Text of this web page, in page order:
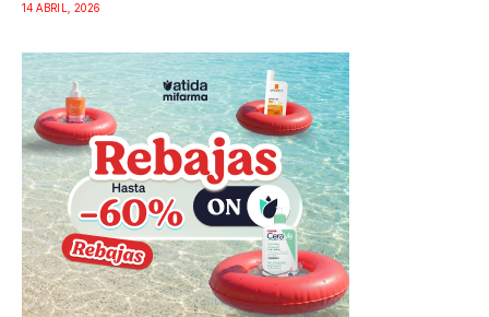
14 ABRIL, 2026